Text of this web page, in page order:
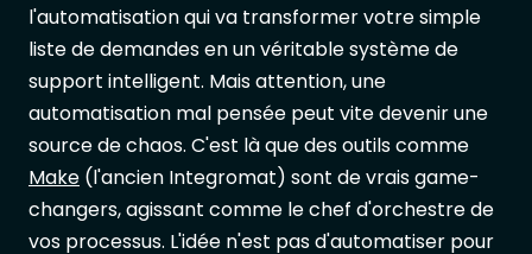
l'automatisation qui va transformer votre simple
liste de demandes en un véritable système de
support intelligent. Mais attention, une
automatisation mal pensée peut vite devenir une
source de chaos. C'est là que des outils comme
Make (l'ancien Integromat) sont de vrais game-
changers, agissant comme le chef d'orchestre de
vos processus. L'idée n'est pas d'automatiser pour